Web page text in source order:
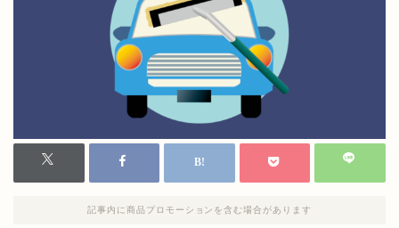
記事内に商品プロモーションを含む場合があります